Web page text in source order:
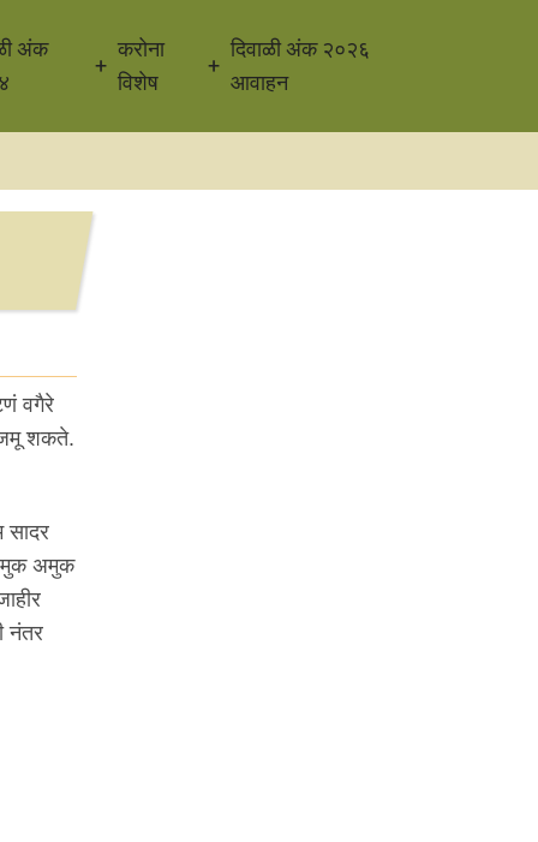
अंक
करोना
विशेष
दिवाळी अंक २०२६
आवाहन
वगैरे
जमू शकते.
सादर
अमुक
नंतर